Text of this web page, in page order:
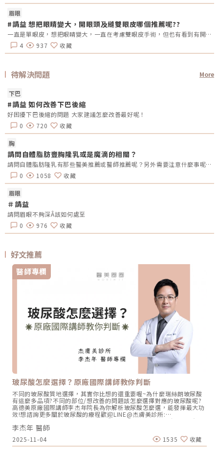
眉眼
#請益 想把眼睛變大，開眼頭及縫雙眼皮哪個推薦呢??
一直是單眼皮，想把眼睛變大，一直在考慮雙眼皮手術，但也有看到有開眼頭的手術，哪總推薦呢?還是兩個都做??需要注意甚麼嗎??
4
937 收藏
待解決問題 More
下巴
#請益 如何改善下巴後縮
好困擾下巴後縮的問題 大家建議怎麼改善最好呢！
0
720 收藏
胸
請問自體脂肪豐胸隆乳或是魔滴的相關？
請問自體脂肪隆乳有那些醫美推薦或醫師推薦呢？另外需要注意什麼事呢？還有魔滴隆乳的推薦？
0
1058 收藏
眉眼
＃請益
請問眉眼不夠深Â該如何處至
0
976 收藏
好文推薦
醫師專欄
玻尿酸怎麼選擇？原廠國際講師教你判斷
不同的玻尿酸質地選擇，其實你比想的還重要喔~為什麼瑞絲朗玻尿酸
有這麼多品項?不同的部位/想改善的問題該怎麼選擇對應的玻尿酸呢?
高德美原廠國際講師李杰年院長為你解析玻尿酸怎麼選，能發揮最大功
效!想諮詢更多關於玻尿酸的療程歡迎LINE@杰膚美診所:
https://page.line.me/xhc2941b重點摘要：00:11 玻尿酸作用介紹
00:47 玻尿酸分為三大類型02:09 迷思一、玻尿酸打哪裡都可以？
02:36 迷思二、打完下巴蘋果肌看起來怪怪的？03:30 迷思三、臉部鬆
弛只能做拉皮嗎？05:00 總結LINE官方帳號一對一咨詢👉
https://reurl.cc/x3EQZN歡迎訂閱我的頻道👉
李杰年 醫師
2025-11-04 1535 收藏